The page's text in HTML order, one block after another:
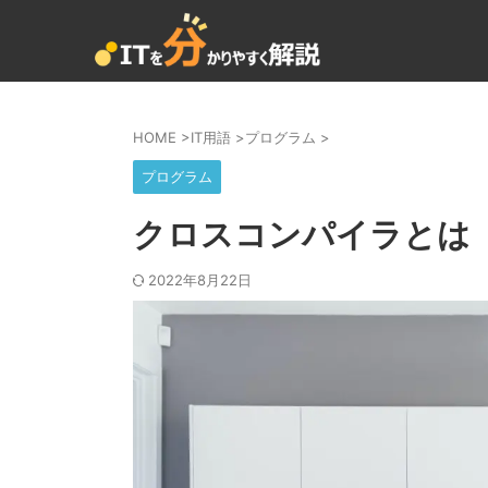
HOME >IT用語 >プログラム >
プログラム
クロスコンパイラとは
2022年8月22日